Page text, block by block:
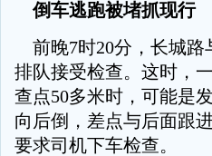
倒车逃跑被堵抓现行
前晚7时20分，长城路
排队接受检查。这时，
查点50多米时，可能是
向后倒，差点与后面跟
要求司机下车检查。